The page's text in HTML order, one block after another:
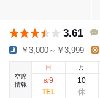
3.61
￥3,000～￥3,999
空席
情報
日
8/9
月
10